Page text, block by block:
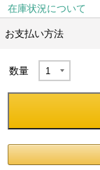
在庫状況について
お支払い方法
数量